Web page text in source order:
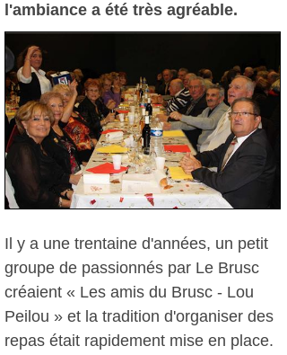
l'ambiance a été très agréable.
Il y a une trentaine d'années, un petit
groupe de passionnés par Le Brusc
créaient « Les amis du Brusc - Lou
Peilou » et la tradition d'organiser des
repas était rapidement mise en place.